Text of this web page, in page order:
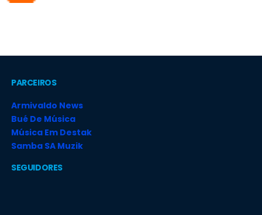
PARCEIROS
Armivaldo News
Bué De Música
Música Em Destak
Samba SA Muzik
SEGUIDORES